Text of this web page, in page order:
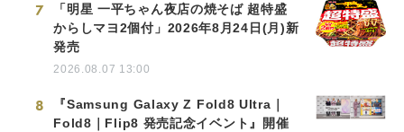
7
「明星 一平ちゃん夜店の焼そば 超特盛
からしマヨ2個付」2026年8月24日(月)新
発売
2026.08.07 13:00
8
『Samsung Galaxy Z Fold8 Ultra｜
Fold8｜Flip8 発売記念イベント』開催